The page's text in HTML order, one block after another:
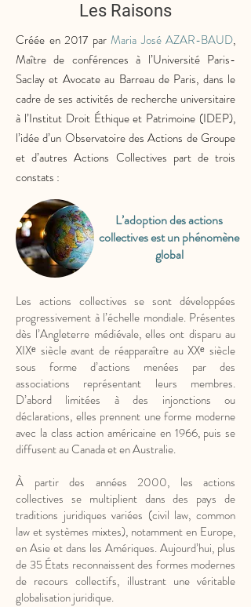
Les Raisons
Créée en 2017 par Maria José AZAR-BAUD,
Maître de conférences à l’Université Paris-
Saclay et Avocate au Barreau de Paris, dans le
cadre de ses activités de recherche universitaire
à l’Institut Droit Éthique et Patrimoine (IDEP),
l’idée d’un Observatoire des Actions de Groupe
et d’autres Actions Collectives part de trois
constats :
L’adoption des actions
collectives est un phénomène
global
Les actions collectives se sont développées
progressivement à l’échelle mondiale. Présentes
dès l’Angleterre médiévale, elles ont disparu au
XIXᵉ siècle avant de réapparaître au XXᵉ siècle
sous forme d’actions menées par des
associations représentant leurs membres.
D’abord limitées à des injonctions ou
déclarations, elles prennent une forme moderne
avec la class action américaine en 1966, puis se
diffusent au Canada et en Australie.
À partir des années 2000, les actions
collectives se multiplient dans des pays de
traditions juridiques variées (civil law, common
law et systèmes mixtes), notamment en Europe,
en Asie et dans les Amériques. Aujourd’hui, plus
de 35 États reconnaissent des formes modernes
de recours collectifs, illustrant une véritable
globalisation juridique.